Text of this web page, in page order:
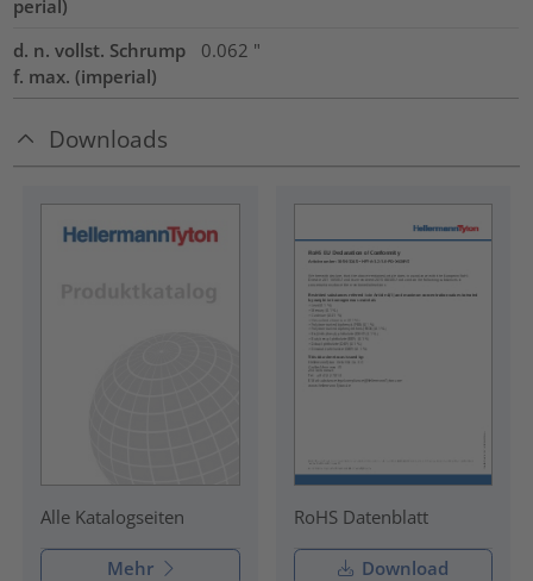
perial)
d. n. vollst. Schrump
f. max. (imperial)
0.062 "
Downloads
Alle Katalogseiten
Mehr
RoHS Datenblatt
Download